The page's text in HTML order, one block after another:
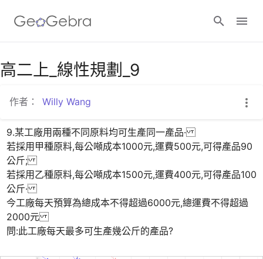
Google Classroom
GeoGebra Classroom
登入
高二上_線性規劃_9
作者： Willy Wang
9.某工廠用兩種不同原料均可生產同一產品·
若採用甲種原料,每公噸成本1000元,運費500元,可得產品90
公斤;
若採用乙種原料,每公噸成本1500元,運費400元,可得產品100
公斤·
今工廠每天預算為總成本不得超過6000元,總運費不得超過
2000元
問:此工廠每天最多可生產幾公斤的產品?